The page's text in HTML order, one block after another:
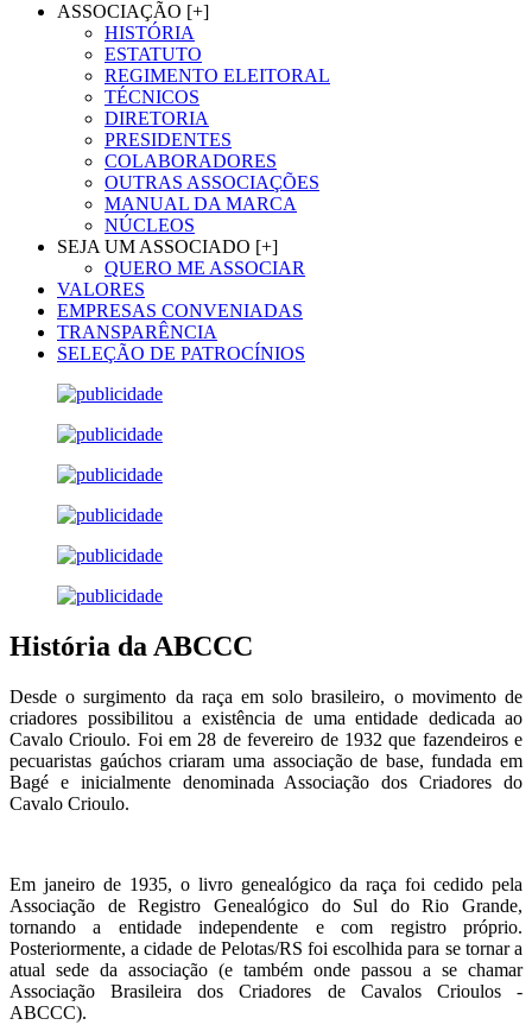
ASSOCIAÇÃO [+]
HISTÓRIA
ESTATUTO
REGIMENTO ELEITORAL
TÉCNICOS
DIRETORIA
PRESIDENTES
COLABORADORES
OUTRAS ASSOCIAÇÕES
MANUAL DA MARCA
NÚCLEOS
SEJA UM ASSOCIADO [+]
QUERO ME ASSOCIAR
VALORES
EMPRESAS CONVENIADAS
TRANSPARÊNCIA
SELEÇÃO DE PATROCÍNIOS
História da ABCCC
Desde o surgimento da raça em solo brasileiro, o movimento de
criadores possibilitou a existência de uma entidade dedicada ao
Cavalo Crioulo. Foi em 28 de fevereiro de 1932 que fazendeiros e
pecuaristas gaúchos criaram uma associação de base, fundada em
Bagé e inicialmente denominada Associação dos Criadores do
Cavalo Crioulo.
Em janeiro de 1935, o livro genealógico da raça foi cedido pela
Associação de Registro Genealógico do Sul do Rio Grande,
tornando a entidade independente e com registro próprio.
Posteriormente, a cidade de Pelotas/RS foi escolhida para se tornar a
atual sede da associação (e também onde passou a se chamar
Associação Brasileira dos Criadores de Cavalos Crioulos -
ABCCC).